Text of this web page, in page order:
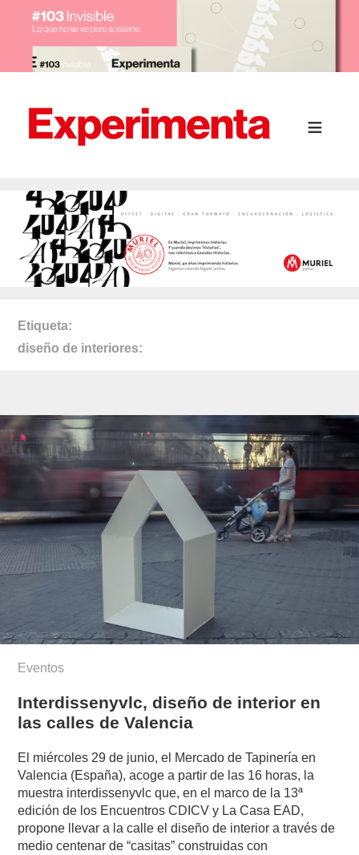
Etiqueta
diseño de interiores
Eventos
Interdissenyvlc, diseño de interior en
las calles de Valencia
El miércoles 29 de junio, el Mercado de Tapinería en
Valencia (España), acoge a partir de las 16 horas, la
muestra interdissenyvlc que, en el marco de la 13ª
edición de los Encuentros CDICV y La Casa EAD,
propone llevar a la calle el diseño de interior a través de
medio centenar de “casitas” construidas con